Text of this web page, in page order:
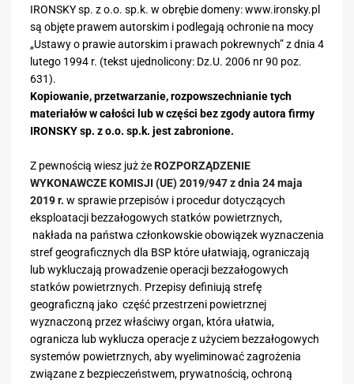
IRONSKY sp. z o.o. sp.k. w obrębie domeny: www.ironsky.pl
są objęte prawem autorskim i podlegają ochronie na mocy
„Ustawy o prawie autorskim i prawach pokrewnych” z dnia 4
lutego 1994 r. (tekst ujednolicony: Dz.U. 2006 nr 90 poz.
631).
Kopiowanie, przetwarzanie, rozpowszechnianie tych
materiałów w całości lub w części bez zgody autora firmy
IRONSKY sp. z o.o. sp.k. jest zabronione.
Z pewnością wiesz już żeROZPORZĄDZENIE
WYKONAWCZE KOMISJI (UE) 2019/947 z dnia 24 maja
2019 r. w sprawie przepisów i procedur dotyczących
eksploatacji bezzałogowych statków powietrznych,
nakłada na państwa członkowskie obowiązek wyznaczenia
stref geograficznych dla BSP które ułatwiają, ograniczają
lub wykluczają prowadzenie operacji bezzałogowych
statków powietrznych. Przepisy definiują strefę
geograficzną jako część przestrzeni powietrznej
wyznaczoną przez właściwy organ, która ułatwia,
ogranicza lub wyklucza operacje z użyciem bezzałogowych
systemów powietrznych, aby wyeliminować zagrożenia
związane z bezpieczeństwem, prywatnością, ochroną